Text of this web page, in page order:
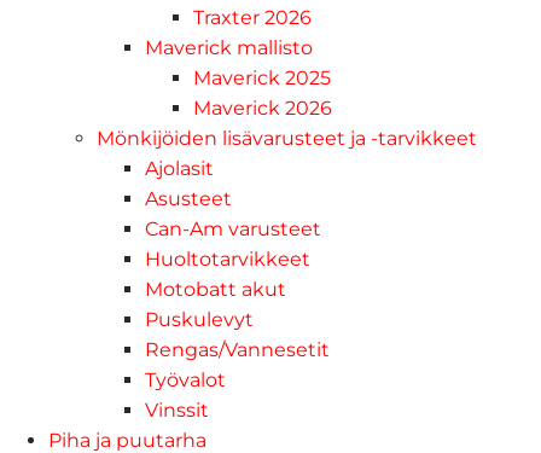
Traxter 2026
Maverick mallisto
Maverick 2025
Maverick 2026
Mönkijöiden lisävarusteet ja -tarvikkeet
Ajolasit
Asusteet
Can-Am varusteet
Huoltotarvikkeet
Motobatt akut
Puskulevyt
Rengas/Vannesetit
Työvalot
Vinssit
Piha ja puutarha